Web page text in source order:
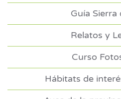
Guía Sierra
Relatos y
Curso
Hábitats de